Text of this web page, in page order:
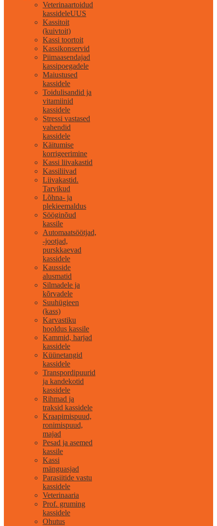
Veterinaartoidud
kassideleUUS
Kassitoit
(kuivtoit)
Kassi toortoit
Kassikonservid
Piimaasendajad
kassipoegadele
Maiustused
kassidele
Toidulisandid ja
vitamiinid
kassidele
Stressi vastased
vahendid
kassidele
Käitumise
korrigeerimine
Kassi liivakastid
Kassiliivad
Liivakastid.
Tarvikud
Lõhna- ja
plekieemaldus
Sööginõud
kassile
Automaatsöötjad,
-jootjad,
purskkaevad
kassidele
Kausside
alusmatid
Silmadele ja
kõrvadele
Suuhügieen
(kass)
Karvastiku
hooldus kassile
Kammid, harjad
kassidele
Küünetangid
kassidele
Transpordipuurid
ja kandekotid
kassidele
Rihmad ja
traksid kassidele
Kraapimispuud,
ronimispuud,
majad
Pesad ja asemed
kassile
Kassi
mänguasjad
Parasiitide vastu
kassidele
Veterinaaria
Prof. gruming
kassidele
Ohutus